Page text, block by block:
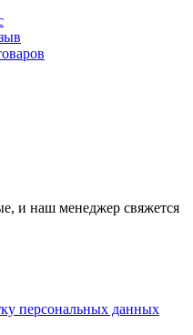
и наш менеджер свяжется
персональных данных